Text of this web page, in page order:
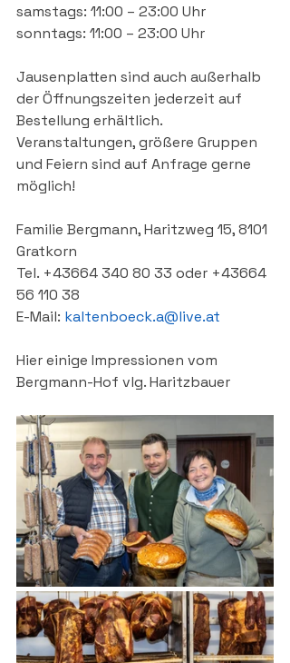
samstags: 11:00 – 23:00 Uhr
sonntags: 11:00 – 23:00 Uhr
Jausenplatten sind auch außerhalb
der Öffnungszeiten jederzeit auf
Bestellung erhältlich.
Veranstaltungen, größere Gruppen
und Feiern sind auf Anfrage gerne
möglich!
Familie Bergmann, Haritzweg 15, 8101
Gratkorn
Tel. +43664 340 80 33 oder +43664
56 110 38
E-Mail: kaltenboeck.a@live.at
Hier einige Impressionen vom
Bergmann-Hof vlg. Haritzbauer